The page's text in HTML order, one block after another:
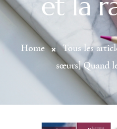
Home Tous les
sœurs] Quand